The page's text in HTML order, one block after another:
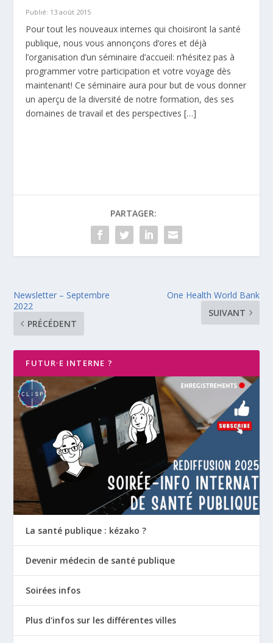
Publié: 13 août 2015
Pour tout les nouveaux internes qui choisiront la santé
publique, nous vous annonçons d’ores et déjà
l’organisation d’un séminaire d’accueil: n’hésitez pas à
programmer votre participation et votre voyage dès
maintenant! Ce séminaire aura pour but de vous donner
un aperçu de la diversité de notre formation, des ses
domaines de travail et des perspectives […]
PARTAGER:
Newsletter – Septembre
2022
PRÉCÉDENT
One Health World Bank
SUIVANT
FUTUR·E INTERNE ?
La santé publique : kézako ?
Devenir médecin de santé publique
Soirées infos
Plus d'infos sur les différentes villes